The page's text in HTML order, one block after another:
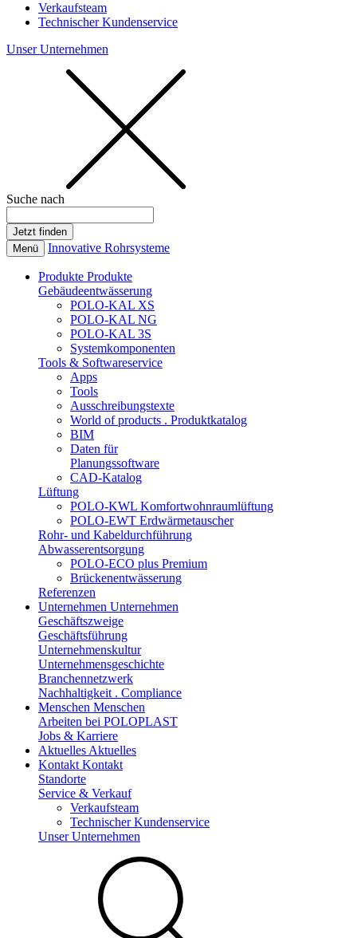
Verkaufsteam
Technischer Kundenservice
Unser Unternehmen
Suche nach
Menü Innovative Rohrsysteme
Produkte Produkte
Gebäudeentwässerung
POLO-KAL XS
POLO-KAL NG
POLO-KAL 3S
Systemkomponenten
Tools & Softwareservice
Apps
Tools
Ausschreibungstexte
World of products . Produktkatalog
BIM
Daten für
Planungssoftware
CAD-Katalog
Lüftung
POLO-KWL Komfortwohnraumlüftung
POLO-EWT Erdwärmetauscher
Rohr- und Kabeldurchführung
Abwasserentsorgung
POLO-ECO plus Premium
Brückenentwässerung
Referenzen
Unternehmen Unternehmen
Geschäftszweige
Geschäftsführung
Unternehmenskultur
Unternehmensgeschichte
Branchennetzwerk
Nachhaltigkeit . Compliance
Menschen Menschen
Arbeiten bei POLOPLAST
Jobs & Karriere
Aktuelles Aktuelles
Kontakt Kontakt
Standorte
Service & Verkauf
Verkaufsteam
Technischer Kundenservice
Unser Unternehmen